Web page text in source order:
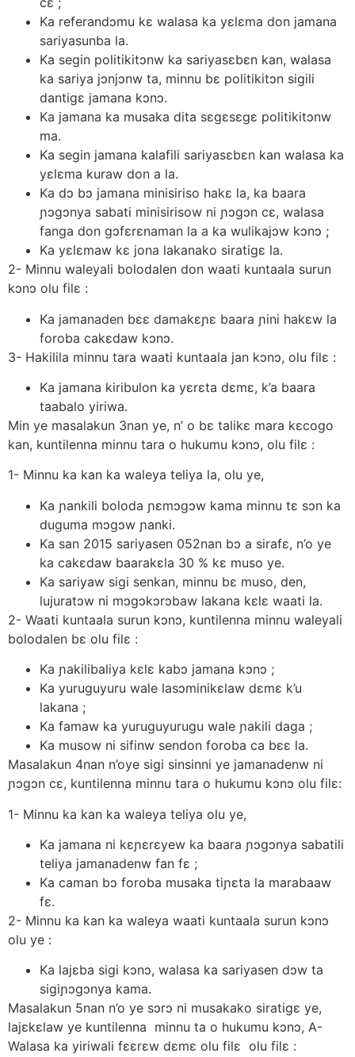
Ka referandɔmu kε walasa ka yεlεma don jamana
sariyasunba la.
Ka segin politikitɔnw ka sariyasεbεn kan, walasa
ka sariya jɔnjɔnw ta, minnu bε politikitɔn sigili
dantigε jamana kɔnɔ.
Ka jamana ka musaka dita sεgεsεgε politikitɔnw
ma.
Ka segin jamana kalafili sariyasεbεn kan walasa ka
yεlεma kuraw don a la.
Ka dɔ bɔ jamana minisiriso hakε la, ka baara
ɲɔgɔnya sabati minisirisow ni ɲɔgɔn cε, walasa
fanga don gɔfεrεnaman la a ka wulikajɔw kɔnɔ ;
Ka yεlεmaw kε jona lakanako siratigε la.
2- Minnu waleyali bolodalen don waati kuntaala surun
kɔnɔ olu filε :
Ka jamanaden bεε damakεɲε baara ɲini hakεw la
foroba cakεdaw kɔnɔ.
3- Hakilila minnu tara waati kuntaala jan kɔnɔ, olu filε :
Ka jamana kiribulon ka yεrεta dεmε, k’a baara
taabalo yiriwa.
Min ye masalakun 3nan ye, n’ o bε talikε mara kεcogo
kan, kuntilenna minnu tara o hukumu kɔnɔ, olu filε :
1- Minnu ka kan ka waleya teliya la, olu ye,
Ka ɲankili boloda ɲεmɔgɔw kama minnu tε sɔn ka
duguma mɔgɔw ɲanki.
Ka san 2015 sariyasen 052nan bɔ a sirafε, n’o ye
ka cakεdaw baarakεla 30 % kε muso ye.
Ka sariyaw sigi senkan, minnu bε muso, den,
lujuratɔw ni mɔgɔkɔrɔbaw lakana kεlε waati la.
2- Waati kuntaala surun kɔnɔ, kuntilenna minnu waleyali
bolodalen bε olu filε :
Ka ɲakilibaliya kεlε kabɔ jamana kɔnɔ ;
Ka yuruguyuru wale lasɔminikεlaw dεmε k’u
lakana ;
Ka famaw ka yuruguyurugu wale ɲakili daga ;
Ka musow ni sifinw sendon foroba ca bεε la.
Masalakun 4nan n’oye sigi sinsinni ye jamanadenw ni
ɲɔgɔn cε, kuntilenna minnu tara o hukumu kɔnɔ olu filε:
1- Minnu ka kan ka waleya teliya olu ye,
Ka jamana ni kεɲεrεyew ka baara ɲɔgɔnya sabatili
teliya jamanadenw fan fε ;
Ka caman bɔ foroba musaka tiɲεta la marabaaw
fε.
2- Minnu ka kan ka waleya waati kuntaala surun kɔnɔ
olu ye :
Ka lajεba sigi kɔnɔ, walasa ka sariyasen dɔw ta
sigiɲɔgɔnya kama.
Masalakun 5nan n’o ye sɔrɔ ni musakako siratigε ye,
lajεkεlaw ye kuntilenna minnu ta o hukumu kɔnɔ, A-
Walasa ka yiriwali fεεrεw dεmε olu filε olu filε :